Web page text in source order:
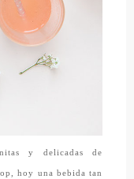
y delicadas de
hoy una bebida tan